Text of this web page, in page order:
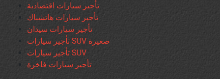
تأجير سيارات اقتصادية
تأجير سيارات هاتشباك
تأجير سيارات سيدان
تأجير سيارات SUV صغيرة
تأجير سيارات SUV
تأجير سيارات فاخرة